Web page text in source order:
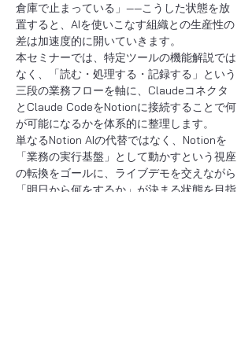
倉庫で止まっている」——こうした状態を放
置すると、AIを使いこなす組織との生産性の
差は加速度的に開いていきます。
本セミナーでは、特定ツールの機能解説では
なく、「読む・処理する・記録する」という
三段の業務フローを軸に、Claudeコネクタ
とClaude CodeをNotionに接続することで何
が可能になるかを体系的に整理します。
単なるNotion AIの代替ではなく、Notionを
「業務の実行基盤」として動かすという視座
の転換をゴールに、ライブデモを交えながら
「明日から何をするか」が決まる状態を目指